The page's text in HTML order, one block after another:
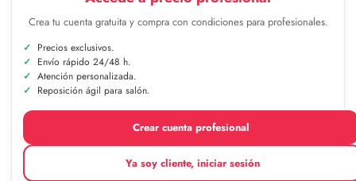
Crea tu cuenta gratuita y compra con condiciones para profesionales.
Precios exclusivos.
Envío rápido 24/48 h.
Atención personalizada.
Reposición ágil para salón.
Crear cuenta profesional
Ya soy cliente, iniciar sesión